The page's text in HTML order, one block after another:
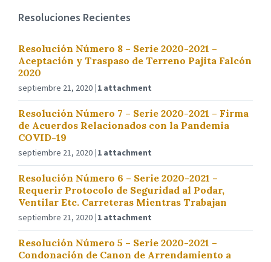
Resoluciones Recientes
Resolución Número 8 – Serie 2020-2021 –
Aceptación y Traspaso de Terreno Pajita Falcón
2020
septiembre 21, 2020 1 attachment
Resolución Número 7 – Serie 2020-2021 – Firma
de Acuerdos Relacionados con la Pandemia
COVID-19
septiembre 21, 2020 1 attachment
Resolución Número 6 – Serie 2020-2021 –
Requerir Protocolo de Seguridad al Podar,
Ventilar Etc. Carreteras Mientras Trabajan
septiembre 21, 2020 1 attachment
Resolución Número 5 – Serie 2020-2021 –
Condonación de Canon de Arrendamiento a